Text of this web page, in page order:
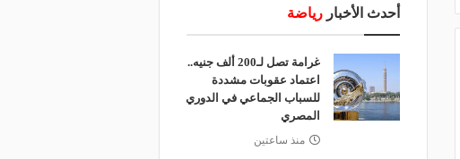
أحدث الأخبار رياضة
غرامة تصل لـ200 ألف جنيه..
اعتماد عقوبات مشددة
للسباب الجماعي في الدوري
المصري
منذ ساعتين